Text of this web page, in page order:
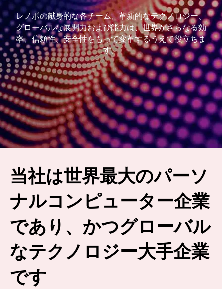
レノボの献身的な各チーム、革新的なテクノロジー、
グローバルな展開力および能力は、世界がさらなる効
率、信頼性、安全性をもって変革するうえで役立ちま
す。
当社は世界最大のパーソ
ナルコンピューター企業
であり、かつグローバル
なテクノロジー大手企業
です